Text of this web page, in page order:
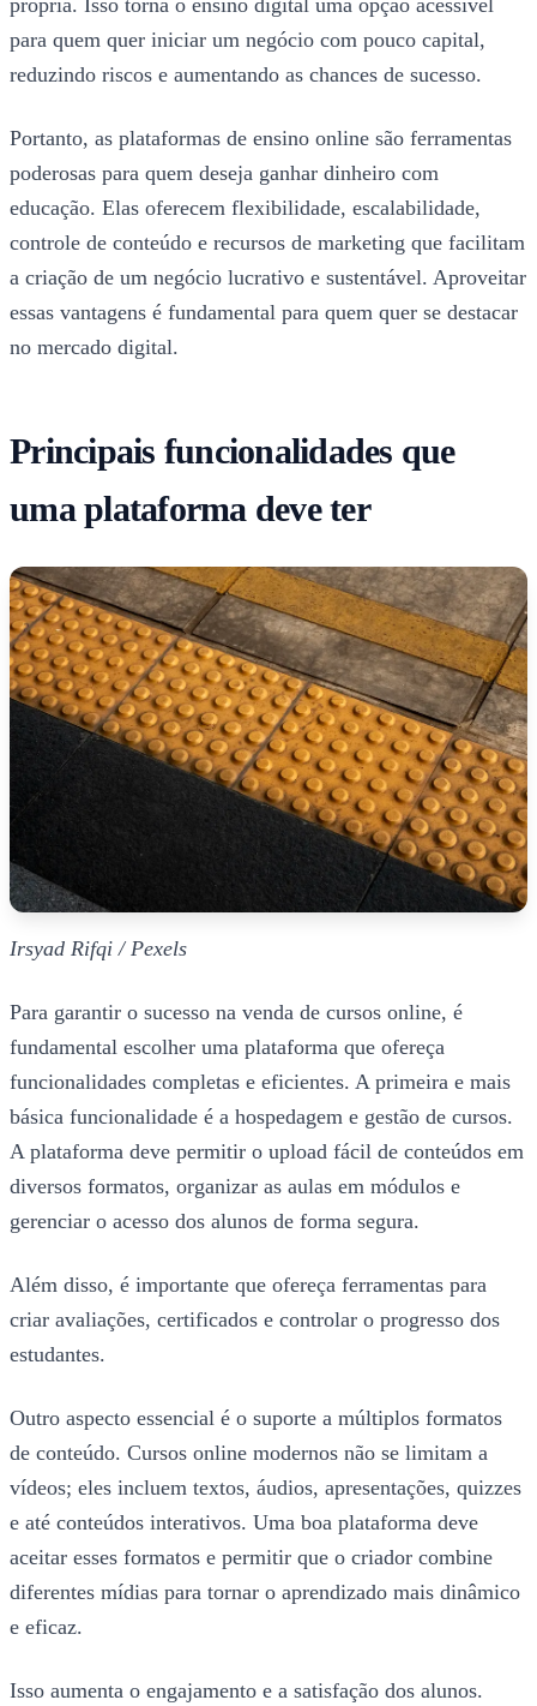
para quem quer iniciar um negócio com pouco capital,
reduzindo riscos e aumentando as chances de sucesso.
Portanto, as plataformas de ensino online são ferramentas
poderosas para quem deseja ganhar dinheiro com
educação. Elas oferecem flexibilidade, escalabilidade,
controle de conteúdo e recursos de marketing que facilitam
a criação de um negócio lucrativo e sustentável. Aproveitar
essas vantagens é fundamental para quem quer se destacar
no mercado digital.
Principais funcionalidades que
uma plataforma deve ter
Irsyad Rifqi / Pexels
Para garantir o sucesso na venda de cursos online, é
fundamental escolher uma plataforma que ofereça
funcionalidades completas e eficientes. A primeira e mais
básica funcionalidade é a hospedagem e gestão de cursos.
A plataforma deve permitir o upload fácil de conteúdos em
diversos formatos, organizar as aulas em módulos e
gerenciar o acesso dos alunos de forma segura.
Além disso, é importante que ofereça ferramentas para
criar avaliações, certificados e controlar o progresso dos
estudantes.
Outro aspecto essencial é o suporte a múltiplos formatos
de conteúdo. Cursos online modernos não se limitam a
vídeos; eles incluem textos, áudios, apresentações, quizzes
e até conteúdos interativos. Uma boa plataforma deve
aceitar esses formatos e permitir que o criador combine
diferentes mídias para tornar o aprendizado mais dinâmico
e eficaz.
Isso aumenta o engajamento e a satisfação dos alunos.